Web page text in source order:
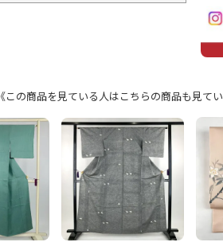
《この商品を見ている人はこちらの商品も見て